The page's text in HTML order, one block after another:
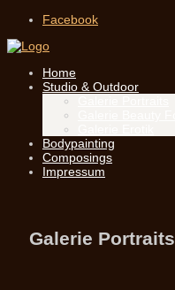
Facebook
Home
Studio & Outdoor
Bodypainting
Composings
Impressum
Galerie Portraits